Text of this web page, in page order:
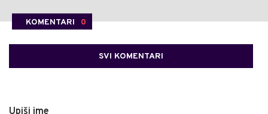
KOMENTARI 0
SVI KOMENTARI
Upiši ime